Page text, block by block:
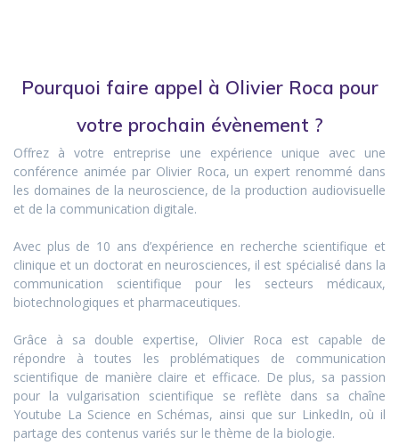
Pourquoi faire appel à Olivier Roca pour
votre prochain évènement ?
Offrez à votre entreprise une expérience unique avec une
conférence animée par Olivier Roca, un expert renommé dans
les domaines de la neuroscience, de la production audiovisuelle
et de la communication digitale.
Avec plus de 10 ans d’expérience en recherche scientifique et
clinique et un doctorat en neurosciences, il est spécialisé dans la
communication scientifique pour les secteurs médicaux,
biotechnologiques et pharmaceutiques.
Grâce à sa double expertise, Olivier Roca est capable de
répondre à toutes les problématiques de communication
scientifique de manière claire et efficace. De plus, sa passion
pour la vulgarisation scientifique se reflète dans sa chaîne
Youtube La Science en Schémas, ainsi que sur LinkedIn, où il
partage des contenus variés sur le thème de la biologie.